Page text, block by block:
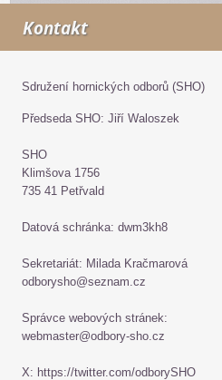
Kontakt
Sdružení hornických odborů (SHO)
Předseda SHO: Jiří Waloszek
SHO
Klimšova 1756
735 41 Petřvald
Datová schránka: dwm3kh8
Sekretariát: Milada Kračmarová
odborysho@seznam.cz
Správce webových stránek:
webmaster@odbory-sho.cz
X: https://twitter.com/odborySHO